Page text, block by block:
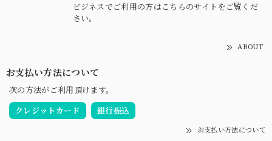
ビジネスでご利用の方はこちらのサイトをご覧くだ
さい。
ABOUT
お支払い方法について
次の方法がご利用頂けます。
クレジットカード
銀行振込
お支払い方法について